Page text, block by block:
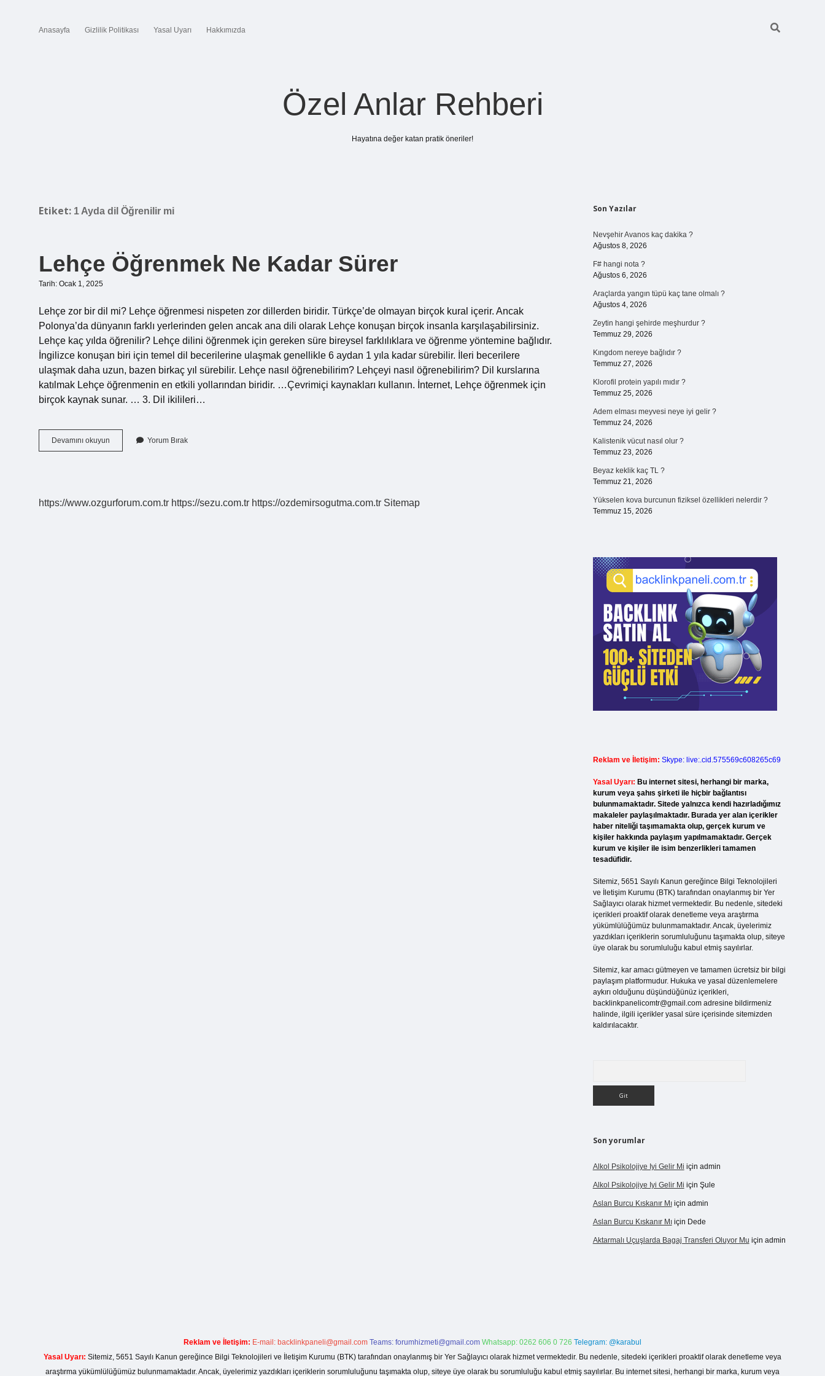
Anasayfa Gizlilik Politikası Yasal Uyarı Hakkımızda
Özel Anlar Rehberi
Hayatına değer katan pratik öneriler!
Etiket: 1 Ayda dil Öğrenilir mi
Lehçe Öğrenmek Ne Kadar Sürer
Tarih: Ocak 1, 2025
Lehçe zor bir dil mi? Lehçe öğrenmesi nispeten zor dillerden biridir. Türkçe’de olmayan birçok kural içerir. Ancak
Polonya’da dünyanın farklı yerlerinden gelen ancak ana dili olarak Lehçe konuşan birçok insanla karşılaşabilirsiniz.
Lehçe kaç yılda öğrenilir? Lehçe dilini öğrenmek için gereken süre bireysel farklılıklara ve öğrenme yöntemine bağlıdır.
İngilizce konuşan biri için temel dil becerilerine ulaşmak genellikle 6 aydan 1 yıla kadar sürebilir. İleri becerilere
ulaşmak daha uzun, bazen birkaç yıl sürebilir. Lehçe nasıl öğrenebilirim? Lehçeyi nasıl öğrenebilirim? Dil kurslarına
katılmak Lehçe öğrenmenin en etkili yollarından biridir. …Çevrimiçi kaynakları kullanın. İnternet, Lehçe öğrenmek için
birçok kaynak sunar. … 3. Dil ikilileri…
Devamını okuyun
Öğrenmek
Yorum Bırak
https://www.ozgurforum.com.tr https://sezu.com.tr https://ozdemirsogutma.com.tr Sitemap
Sidebar
Son Yazılar
Nevşehir Avanos kaç dakika ?
Ağustos 8, 2026
F# hangi nota ?
Ağustos 6, 2026
Araçlarda yangın tüpü kaç tane olmalı ?
Ağustos 4, 2026
Zeytin hangi şehirde meşhurdur ?
Temmuz 29, 2026
Kıngdom nereye bağlıdır ?
Temmuz 27, 2026
Klorofil protein yapılı mıdır ?
Temmuz 25, 2026
Adem elması meyvesi neye iyi gelir ?
Temmuz 24, 2026
Kalistenik vücut nasıl olur ?
Temmuz 23, 2026
Beyaz keklik kaç TL ?
Temmuz 21, 2026
Yükselen kova burcunun fiziksel özellikleri nelerdir ?
Temmuz 15, 2026
Reklam ve İletişim: Skype: live:.cid.575569c608265c69
Yasal Uyarı: Bu internet sitesi, herhangi bir marka,
kurum veya şahıs şirketi ile hiçbir bağlantısı
bulunmamaktadır. Sitede yalnızca kendi hazırladığımız
makaleler paylaşılmaktadır. Burada yer alan içerikler
haber niteliği taşımamakta olup, gerçek kurum ve
kişiler hakkında paylaşım yapılmamaktadır. Gerçek
kurum ve kişiler ile isim benzerlikleri tamamen
tesadüfidir.
Sitemiz, 5651 Sayılı Kanun gereğince Bilgi Teknolojileri
ve İletişim Kurumu (BTK) tarafından onaylanmış bir Yer
Sağlayıcı olarak hizmet vermektedir. Bu nedenle, sitedeki
içerikleri proaktif olarak denetleme veya araştırma
yükümlülüğümüz bulunmamaktadır. Ancak, üyelerimiz
yazdıkları içeriklerin sorumluluğunu taşımakta olup, siteye
üye olarak bu sorumluluğu kabul etmiş sayılırlar.
Sitemiz, kar amacı gütmeyen ve tamamen ücretsiz bir bilgi
paylaşım platformudur. Hukuka ve yasal düzenlemelere
aykırı olduğunu düşündüğünüz içerikleri,
backlinkpanelicomtr@gmail.comadresine bildirmeniz
halinde, ilgili içerikler yasal süre içerisinde sitemizden
kaldırılacaktır.
Son yorumlar
Alkol Psikolojiye Iyi Gelir Mi için admin
Alkol Psikolojiye Iyi Gelir Mi için Şule
Aslan Burcu Kıskanır Mıiçin admin
Aslan Burcu Kıskanır Mıiçin Dede
Aktarmalı Uçuşlarda Bagaj Transferi Oluyor Mu için admin
Reklam ve İletişim: E-mail: backlinkpaneli@gmail.com Teams: forumhizmeti@gmail.com Whatsapp: 0262 606 0 726 Telegram: @karabul
Yasal Uyarı: Sitemiz, 5651 Sayılı Kanun gereğince Bilgi Teknolojileri ve İletişim Kurumu (BTK) tarafından onaylanmış bir Yer Sağlayıcı olarak hizmet vermektedir. Bu nedenle, sitedeki içerikleri proaktif olarak denetleme veya
araştırma yükümlülüğümüz bulunmamaktadır. Ancak, üyelerimiz yazdıkları içeriklerin sorumluluğunu taşımakta olup, siteye üye olarak bu sorumluluğu kabul etmiş sayılırlar. Bu internet sitesi, herhangi bir marka, kurum veya